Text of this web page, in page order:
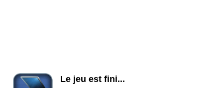
Le jeu est fini...